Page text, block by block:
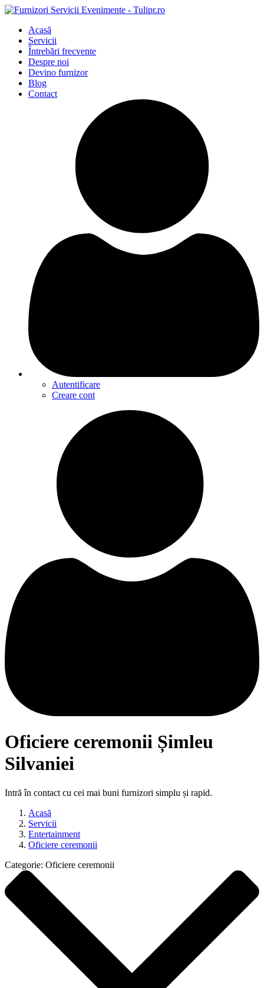
Acasă
Servicii
Întrebări frecvente
Despre noi
Devino furnizor
Blog
Contact
Autentificare
Creare cont
Oficiere ceremonii Șimleu
Silvaniei
Intră în contact cu cei mai buni furnizori simplu și rapid.
Acasă
Servicii
Entertainment
Oficiere ceremonii
Categorie: Oficiere ceremonii